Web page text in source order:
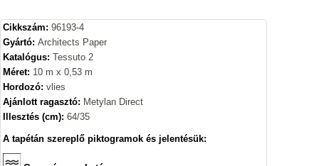
Cikkszám: 96193-4
Gyártó: Architects Paper
Katalógus: Tessuto 2
Méret: 10 m x 0,53 m
Hordozó: vlies
Ajánlott ragasztó: Metylan Direct
Illesztés (cm): 64/35
A tapétán szereplő piktogramok és jelentésük: